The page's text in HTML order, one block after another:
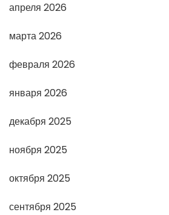
апреля 2026
марта 2026
февраля 2026
января 2026
декабря 2025
ноября 2025
октября 2025
сентября 2025